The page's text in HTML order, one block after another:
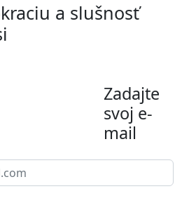
a slušnosť
Zadajte
svoj e-
mail